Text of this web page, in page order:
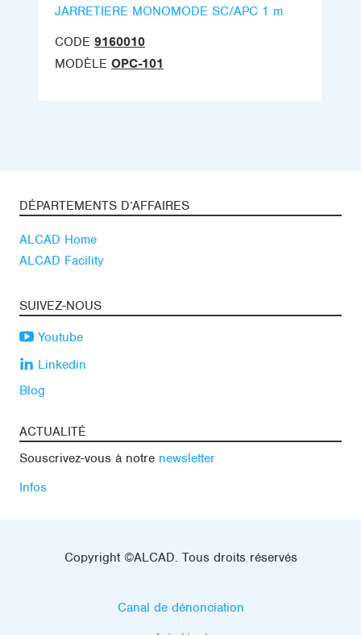
JARRETIERE MONOMODE SC/APC 1 m
CODE 9160010
MODÈLE OPC-101
DÉPARTEMENTS D’AFFAIRES
ALCAD Home
ALCAD Facility
SUIVEZ-NOUS
Youtube
Linkedin
Blog
ACTUALITÉ
Souscrivez-vous à notre newsletter
Infos
Copyright ©ALCAD. Tous droits réservés
Canal de dénonciation